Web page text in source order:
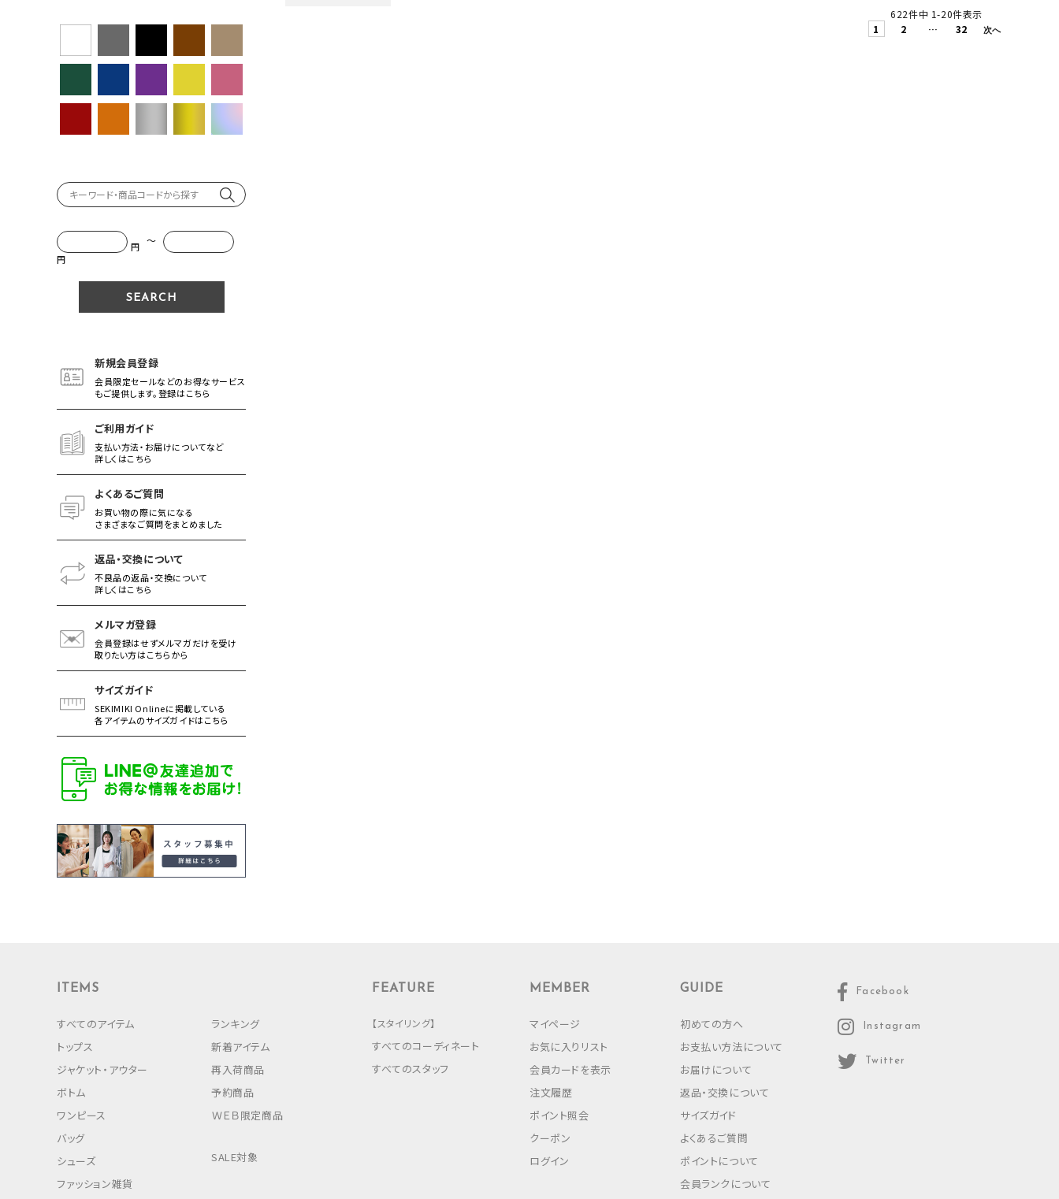
円 ～
円
新規会員登録
会員限定セールなどのお得なサービス
もご提供します。登録はこちら
ご利用ガイド
支払い方法・お届けについてなど
詳しくはこちら
よくあるご質問
お買い物の際に気になる
さまざまなご質問をまとめました
返品・交換について
不良品の返品・交換について
詳しくはこちら
メルマガ登録
会員登録はせずメルマガだけを受け
取りたい方はこちらから
サイズガイド
SEKIMIKI Onlineに掲載している
各アイテムのサイズガイドはこちら
622件中 1-20件表示
1
2 … 32
ITEMS
すべてのアイテム
トップス
ジャケット・アウター
ボトム
ワンピース
バッグ
シューズ
ファッション雑貨
ランキング
新着アイテム
再入荷商品
予約商品
ＷＥＢ限定商品
SALE対象
FEATURE
【スタイリング】
すべてのコーディネート
すべてのスタッフ
MEMBER
マイページ
お気に入りリスト
会員カードを表示
注文履歴
ポイント照会
クーポン
ログイン
GUIDE
初めての方へ
お支払い方法について
お届けについて
返品・交換について
サイズガイド
よくあるご質問
ポイントについて
会員ランクについて
Facebook
Instagram
Twitter